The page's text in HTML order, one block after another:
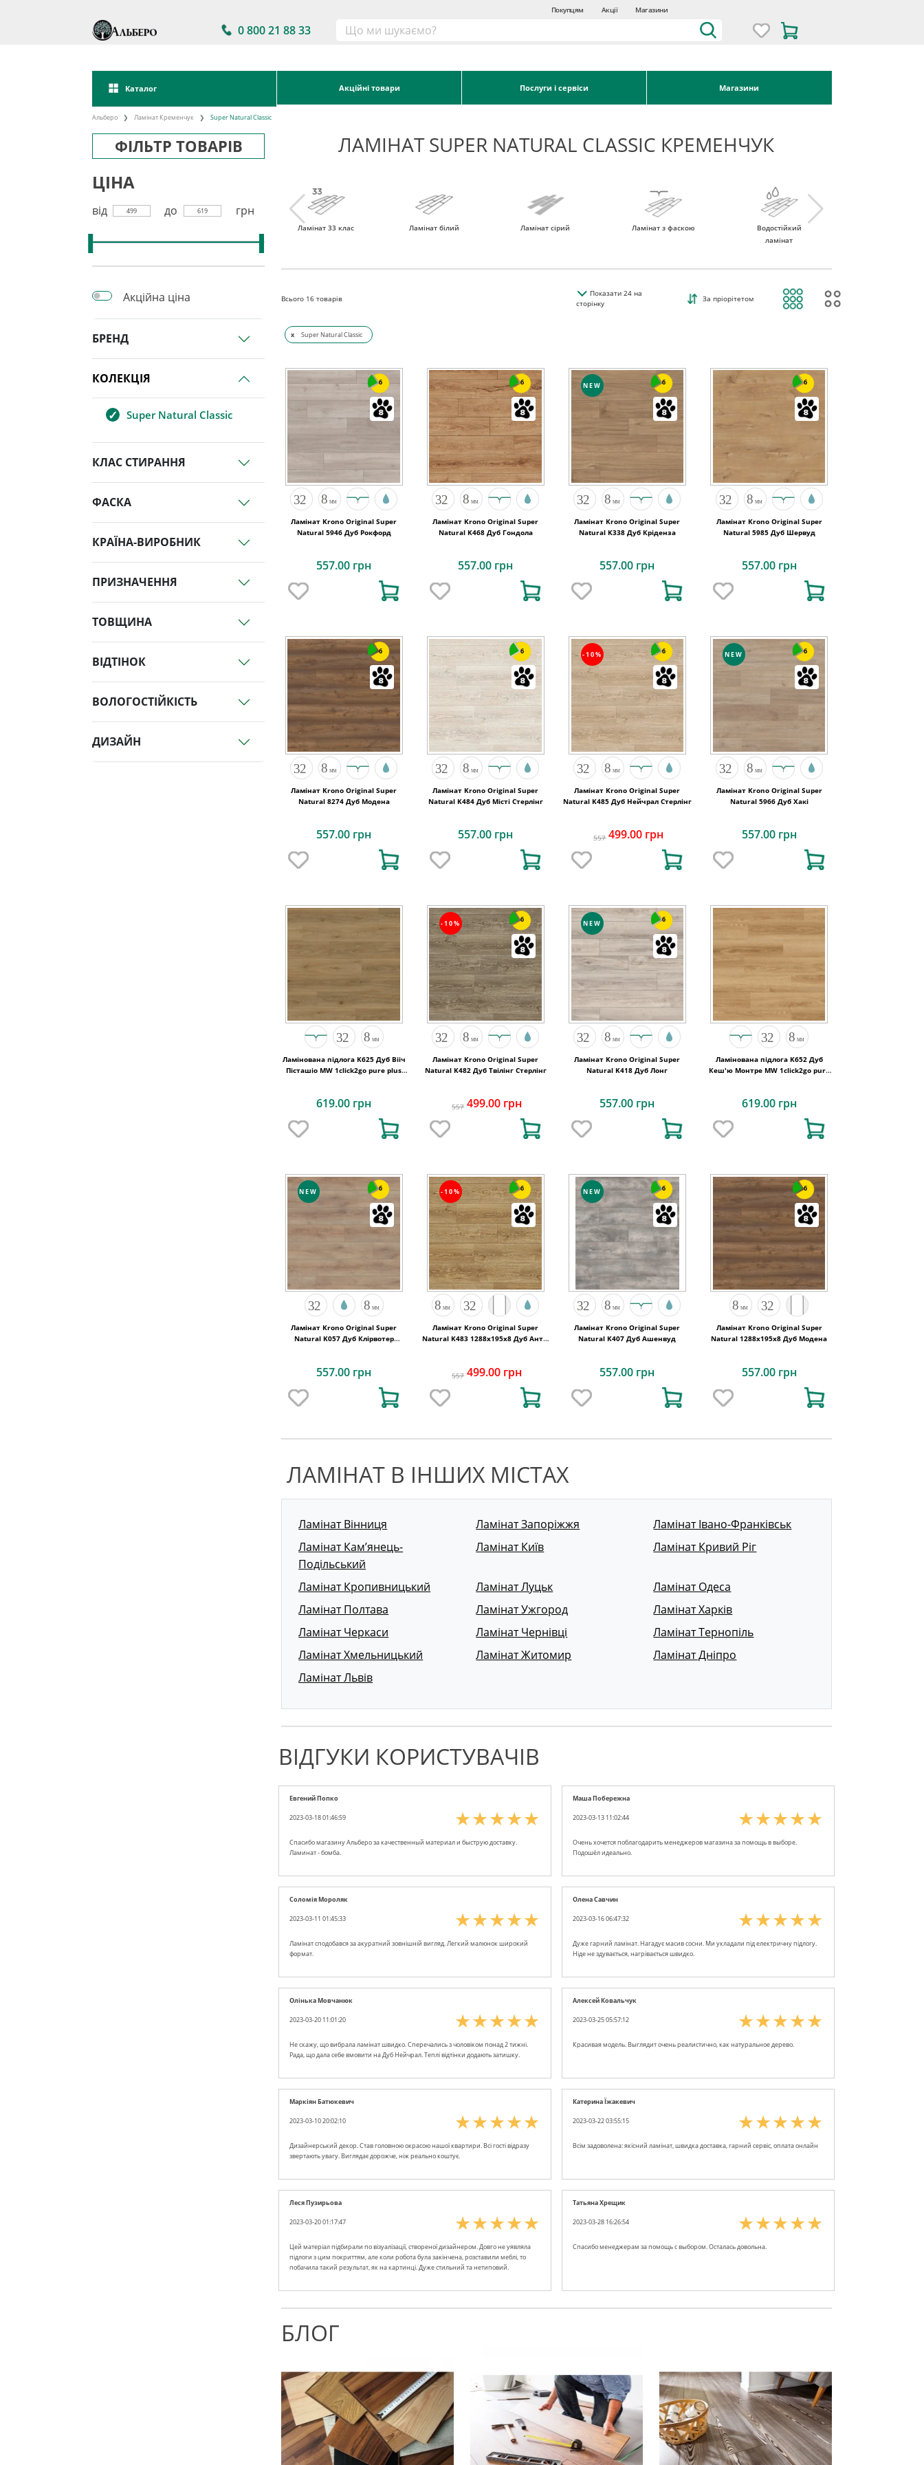
Покупцям Акції Магазини
0 800 21 88 33
Каталог Акційні товари Послуги і сервіси Магазини
Альберо Ламінат Кременчук Super Natural Classic
ФІЛЬТР ТОВАРІВ ЛАМІНАТ SUPER NATURAL CLASSIC КРЕМЕНЧУК
ЦІНА
від 499 до 619 грн
Акційна ціна
БРЕНД
КОЛЕКЦІЯ
Super Natural Classic
КЛАС СТИРАННЯ
ФАСКА
КРАЇНА-ВИРОБНИК
ПРИЗНАЧЕННЯ
ТОВЩИНА
ВІДТІНОК
ВОЛОГОСТІЙКІСТЬ
ДИЗАЙН
Ламінат 33 клас Ламінат білий Ламінат сірий Ламінат з фаскою
Водостійкий
ламінат
Всього 16 товарів
Показати24на
сторінку
За пріорітетом
x Super Natural Classic
6
Ламінат Krono Original Super
Natural 5946 Дуб Рокфорд
557.00 грн
6
Ламінат Krono Original Super
Natural K468 Дуб Гондола
557.00 грн
NEW 6
Ламінат Krono Original Super
Natural K338 Дуб Кріденза
557.00 грн
6
Ламінат Krono Original Super
Natural 5985 Дуб Шервуд
557.00 грн
6
Ламінат Krono Original Super
Natural 8274 Дуб Модена
557.00 грн
6
Ламінат Krono Original Super
Natural K484 Дуб Місті Стерлінг
557.00 грн
-10% 6
Ламінат Krono Original Super
Natural K485 Дуб Нейчрал Стерлінг
557 499.00 грн
NEW 6
Ламінат Krono Original Super
Natural 5966 Дуб Хакі
557.00 грн
Ламінована підлога K625 Дуб Вііч
Пісташіо MW 1click2go pure plus
619.00 грн
-10% 6
Ламінат Krono Original Super
Natural K482 Дуб Твілінг Стерлінг
557 499.00 грн
NEW 6
Ламінат Krono Original Super
Natural K418 Дуб Лонг
557.00 грн
Ламінована підлога K652 Дуб
Кеш'ю Монтре MW 1click2go pure
619.00 грн
NEW 6
Ламінат Krono Original Super
Natural K057 Дуб Клірвотер
557.00 грн
-10% 6
Ламінат Krono Original Super
Natural K483 1288x195x8 Дуб Антік
557 499.00 грн
NEW 6
Ламінат Krono Original Super
Natural K407 Дуб Ашенвуд
557.00 грн
6
Ламінат Krono Original Super
Natural 1288x195x8 Дуб Модена
557.00 грн
ЛАМІНАТ В ІНШИХ МІСТАХ
Ламінат Вінниця Ламінат Запоріжжя
Ламінат Івано-Франківськ
Ламінат Кам’янець-
Подільський
Ламінат Київ Ламінат Кривий Ріг
Ламінат Кропивницький Ламінат Луцьк
Ламінат Одеса
Ламінат Полтава
Ламінат Ужгород
Ламінат Харків
Ламінат Черкаси
Ламінат Чернівці
Ламінат Тернопіль
Ламінат Хмельницький
Ламінат Житомир
Ламінат Дніпро
Ламінат Львів
ВІДГУКИ КОРИСТУВАЧІВ
Евгений Попко
2023-03-18 01:46:59
Спасибо магазину Альберо за качественный материал и быструю доставку.
Ламинат - бомба.
Маша Побережна
2023-03-13 11:02:44
Очень хочется поблагодарить менеджеров магазина за помощь в выборе.
Подошёл идеально.
Соломія Мороляк
2023-03-11 01:45:33
Ламінат сподобався за акуратний зовнішній вигляд. Легкий малюнок широкий
формат.
Олена Савчин
2023-03-16 06:47:32
Дуже гарний ламінат. Нагадує масив сосни. Ми укладали під електричну підлогу.
Ніде не здувається, нагрівається швидко.
Олінька Мовчанюк
2023-03-20 11:01:20
Не скажу, що вибрала ламінат швидко. Сперечались з чоловіком понад 2 тижні.
Рада, що дала себе вмовити на Дуб Нейчрал. Теплі відтінки додають затишку.
Алексей Ковальчук
2023-03-25 05:57:12
Красивая модель. Выглядит очень реалистично, как натуральное дерево.
Маркіян Батюкевич
2023-03-10 20:02:10
Дизайнерський декор. Став головною окрасою нашої квартири. Всі гості відразу
звертають увагу. Виглядає дорожче, ніж реально коштує.
Катерина Їжакевич
2023-03-22 03:55:15
Всім задоволена: якісний ламінат, швидка доставка, гарний сервіс, оплата онлайн
Леся Пузирьова
2023-03-20 01:17:47
Цей матеріал підбирали по візуалізації, створеної дизайнером. Довго не уявляла
підлоги з цим покриттям, але коли робота була закінчена, розставили меблі, то
побачила такий результат, як на картинці. Дуже стильний та нетиповий.
Татьяна Хрещик
2023-03-28 16:26:54
Спасибо менеджерам за помощь с выбором. Осталась довольна.
БЛОГ